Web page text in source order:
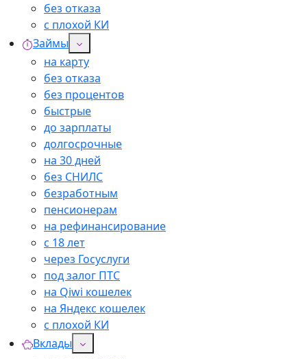
без отказа
с плохой КИ
Займы
на карту
без отказа
без процентов
быстрые
до зарплаты
долгосрочные
на 30 дней
без СНИЛС
безработным
пенсионерам
на рефинансирование
с 18 лет
через Госуслуги
под залог ПТС
на Qiwi кошелек
на Яндекс кошелек
с плохой КИ
Вклады